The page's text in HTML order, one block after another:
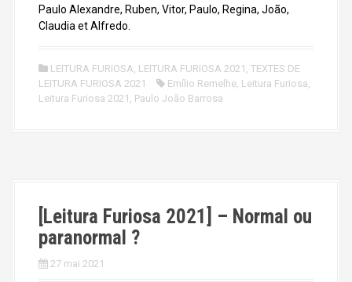
Paulo Alexandre, Ruben, Vitor, Paulo, Regina, João,
Claudia et Alfredo.
LEITURA FURIOSA, LEITURA FURIOSA 2021 , TEXTES DE
LEITURA FURIOSA 2021
Emílio Remelhe, Leitura Furiosa,
Leitura Furiosa 2021 , Paulo João Barrosa
[Leitura Furiosa 2021] – Normal ou
paranormal ?
27 mai 2021